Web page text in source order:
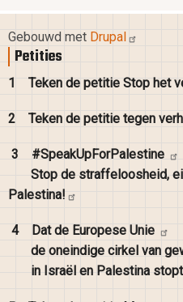
Gebouwd met Drupal
Petities
1 Teken de petitie Stop het
2 Teken de petitie tegen
3
#SpeakUpForPalestine
Stop de straffeloosheid,
Palestina!
4 Dat de Europese Unie
de oneindige cirkel van
in Israël en Palestina